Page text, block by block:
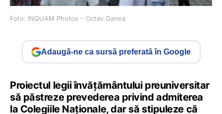
Foto: INQUAM Photos – Octav Ganea
Adaugă-ne ca sursă preferată în Google
Proiectul legii învățământului preuniversitar
să păstreze prevederea privind admiterea
la Colegiile Naționale, dar să stipuleze că